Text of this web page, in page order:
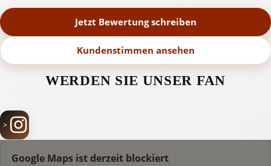
Jetzt Bewertung schreiben
Kundenstimmen ansehen
WERDEN SIE UNSER FAN
Google Maps ist derzeit blockiert